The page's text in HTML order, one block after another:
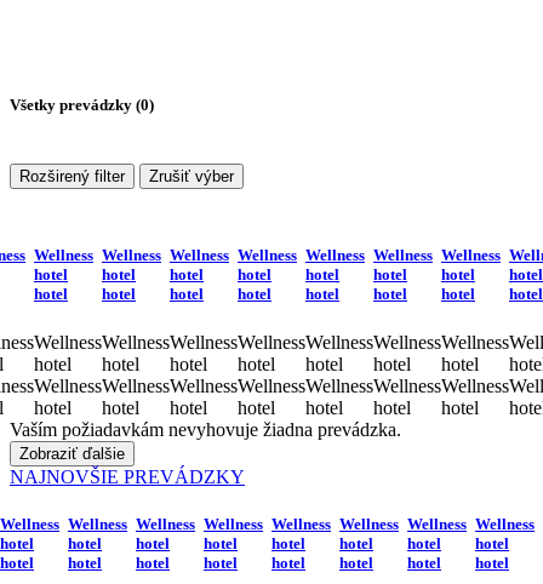
Všetky prevádzky (0)
Rozširený filter Zrušiť výber
Wellness
hotel
hotel
Wellness
hotel
Wellness
hotel
Wellness
hotel
hotel
Wellness
hotel
Wellness
hotel
Wellness
hotel
hotel
Wellness
hotel
Wellness
hotel
Wellness
hotel
hotel
Wellness
hotel
Wellness
hotel
Wellness
hotel
hotel
Wellness
hotel
Wellness
hotel
Wellness
hotel
hotel
Wellness
hotel
Wellness
hotel
Wellness
hotel
hotel
Wellness
hotel
Wellness
hotel
hotel
hotel
Vaším požiadavkám nevyhovuje žiadna prevádzka.
Zobraziť ďalšie
NAJNOVŠIE PREVÁDZKY
Wellness
hotel
hotel
Wellness
hotel
hotel
Wellness
hotel
hotel
Wellness
hotel
hotel
Wellness
hotel
hotel
Wellness
hotel
hotel
Wellness
hotel
hotel
Wellness
hotel
hotel